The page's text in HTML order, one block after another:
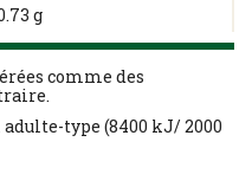
g
comme des
type (8400 kJ/ 2000